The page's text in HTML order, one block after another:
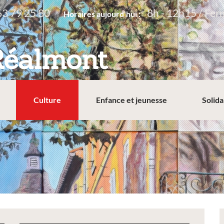
79 25 80 Horaires aujourd'hui : 8h - 12h15 /
Culture Enfance et jeunesse